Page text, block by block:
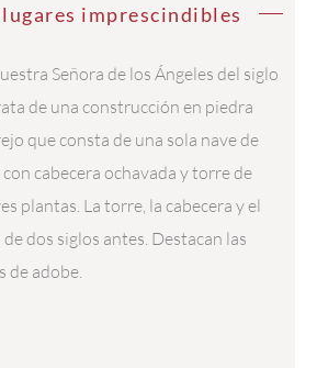
imprescindibles
Señora de los Ángeles del siglo
de una construcción en piedra
que consta de una sola nave de
cabecera ochavada y torre de
plantas. La torre, la cabecera y el
dos siglos antes. Destacan las
de adobe.